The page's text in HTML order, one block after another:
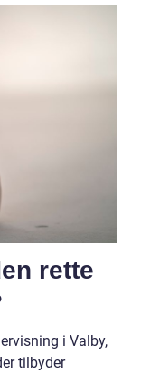
rette
i Valby,
tilbyder